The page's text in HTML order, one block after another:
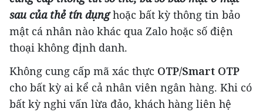
sau của thẻ tín dụnghoặc bất kỳ thông tin bảo
mật cá nhân nào khác qua Zalo hoặc số điện
thoại không định danh.
Không cung cấp mã xác thực OTP/Smart OTP
cho bất kỳ ai kể cả nhân viên ngân hàng. Khi có
bất kỳ nghi vấn lừa đảo, khách hàng liên hệ